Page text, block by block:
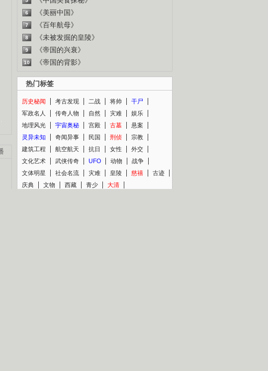
6 《美丽中国》
7 《百年航母》
8 《未被发掘的皇陵》
9 《帝国的兴衰》
10 《帝国的背影》
热门标签
历史秘闻 考古发现 二战 将帅
干尸
军政名人
传奇人物 自然 灾难
娱乐
地理风光
宇宙奥秘 宫殿 古墓
悬案
灵异未知
奇闻异事 民国 刑侦
宗教
建筑工程
航空航天 抗日 女性
外交
文化艺术
武侠传奇 UFO 动物
战争
文体明星
社会名流 灾难 皇陵 慈禧
古迹
庆典
文物 西藏 青少 大清